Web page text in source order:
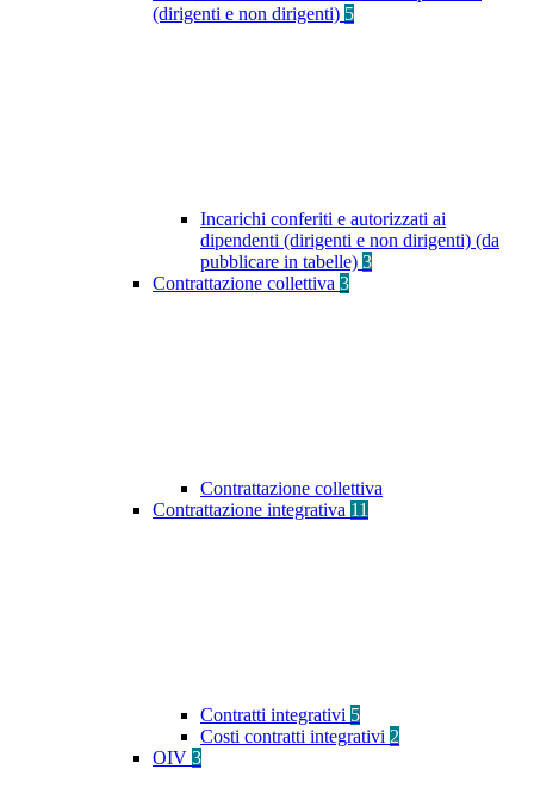
(dirigenti e non dirigenti) 5
Incarichi conferiti e autorizzati ai
dipendenti (dirigenti e non dirigenti) (da
pubblicare in tabelle) 3
Contrattazione collettiva 3
Contrattazione collettiva
Contrattazione integrativa 11
Contratti integrativi 5
Costi contratti integrativi 2
OIV 3